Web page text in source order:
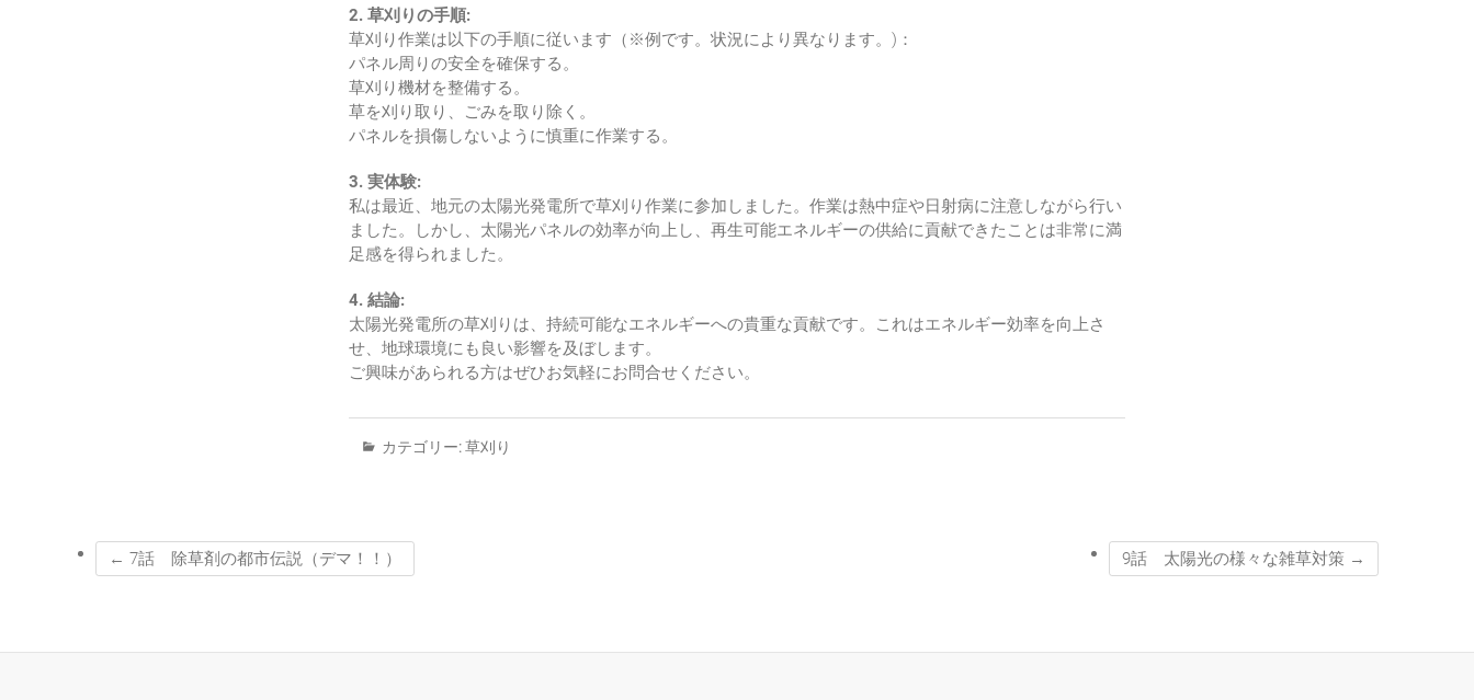
2. 草刈りの手順:
草刈り作業は以下の手順に従います（※例です。状況により異なります。)：
パネル周りの安全を確保する。
草刈り機材を整備する。
草を刈り取り、ごみを取り除く。
パネルを損傷しないように慎重に作業する。
3. 実体験:
私は最近、地元の太陽光発電所で草刈り作業に参加しました。作業は熱中症や日射病に注意しながら行い
ました。しかし、太陽光パネルの効率が向上し、再生可能エネルギーの供給に貢献できたことは非常に満
足感を得られました。
4. 結論:
太陽光発電所の草刈りは、持続可能なエネルギーへの貴重な貢献です。これはエネルギー効率を向上さ
せ、地球環境にも良い影響を及ぼします。
ご興味があられる方はぜひお気軽にお問合せください。
カテゴリー:草刈り
← 7話 除草剤の都市伝説（デマ！！） 9話 太陽光の様々な雑草対策 →